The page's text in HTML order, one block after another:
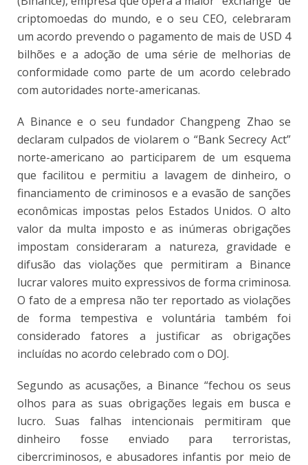
criptomoedas do mundo, e o seu CEO, celebraram
um acordo prevendo o pagamento de mais de USD 4
bilhões e a adoção de uma série de melhorias de
conformidade como parte de um acordo celebrado
com autoridades norte-americanas.
A Binance e o seu fundador Changpeng Zhao se
declaram culpados de violarem o “Bank Secrecy Act”
norte-americano ao participarem de um esquema
que facilitou e permitiu a lavagem de dinheiro, o
financiamento de criminosos e a evasão de sanções
econômicas impostas pelos Estados Unidos. O alto
valor da multa imposto e as inúmeras obrigações
impostam consideraram a natureza, gravidade e
difusão das violações que permitiram a Binance
lucrar valores muito expressivos de forma criminosa.
O fato de a empresa não ter reportado as violações
de forma tempestiva e voluntária também foi
considerado fatores a justificar as obrigações
incluídas no acordo celebrado com o DOJ.
Segundo as acusações, a Binance “fechou os seus
olhos para as suas obrigações legais em busca e
lucro. Suas falhas intencionais permitiram que
dinheiro fosse enviado para terroristas,
cibercriminosos, e abusadores infantis por meio de